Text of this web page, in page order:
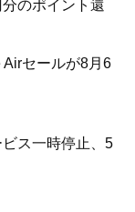
のポイント還
Airセールが8月6
ス一時停止、5